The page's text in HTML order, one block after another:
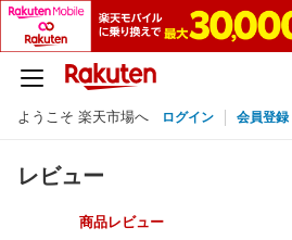
ようこそ 楽天市場へ ログイン 会員登録
レビュー
商品レビュー